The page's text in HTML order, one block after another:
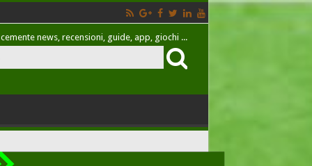
news, recensioni, guide, app, giochi ...